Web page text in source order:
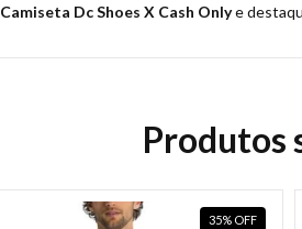
Camiseta Dc Shoes X Cash Onlye
Produtos
35% OFF